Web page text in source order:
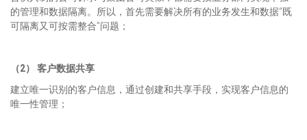
的管理和数据隔离。所以，首先需要解决所有的业务发生和数据“既
可隔离又可按需整合”问题；
（2） 客户数据共享
建立唯一识别的客户信息，通过创建和共享手段，实现客户信息的
唯一性管理；